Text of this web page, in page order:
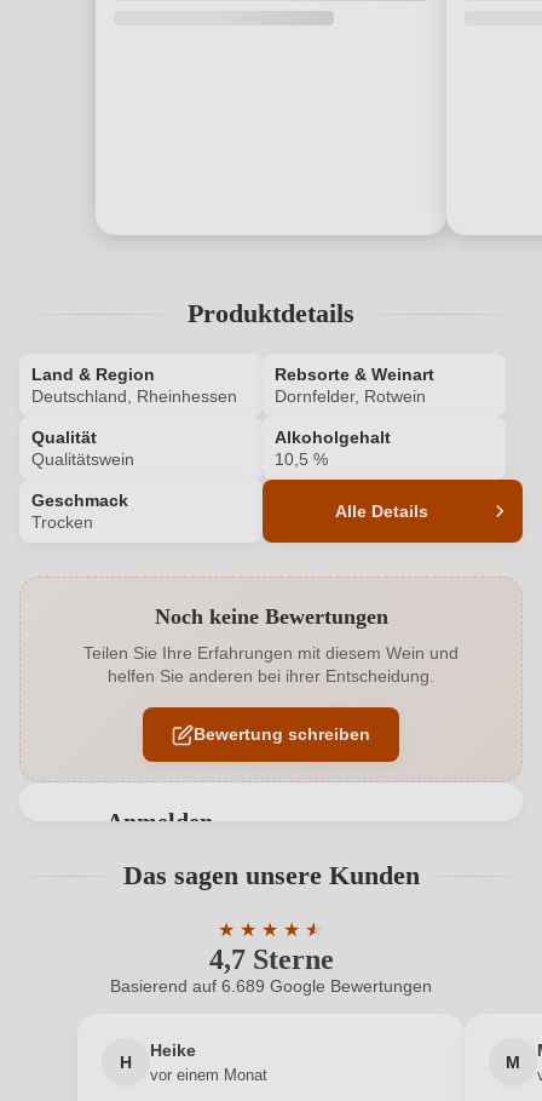
Produktdetails
Land & Region
Deutschland, Rheinhessen
Rebsorte & Weinart
Dornfelder, Rotwein
Qualität
Qualitätswein
Alkoholgehalt
10,5 %
Geschmack
Trocken
Alle Details
Alkoholgehalt in % 10,5 %
Allergene Enthält Sulfite
Geschmack Trocken
adresse
27, 55234 Nack, Deutschland
Noch keine Bewertungen
Teilen Sie Ihre Erfahrungen mit diesem Wein und
helfen Sie anderen bei ihrer Entscheidung.
Bewertung schreiben
Anmelden
Benutzern abgegeben werden. Bitte loggen Sie sich
Neuer Kunde? Neuer Kunde?
Ihre E-Mail-Adresse
Das sagen unsere Kunden
4,7 Sterne
★ ★ ★ ★ ★
★
Durchschnittliche Bewertung von 4.7
Basierend auf 6.689 Google Bewertungen
H
Heike
vor einem Monat
M